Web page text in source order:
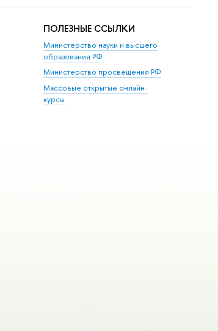
ПОЛЕЗНЫЕ ССЫЛКИ
Министерство науки и высшего
образования РФ
Министерство просвещения РФ
Массовые открытые онлайн-
курсы